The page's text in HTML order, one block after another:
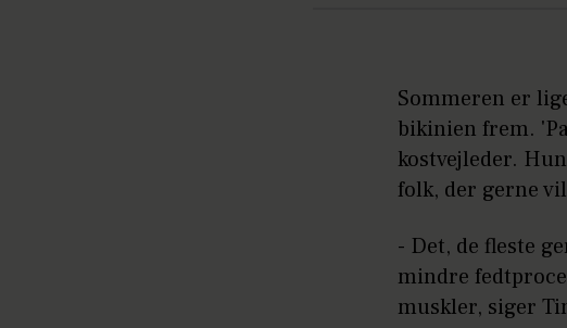
Sommeren er
bikinien frem.
kostvejleder.
folk, der gerne
- Det, de fleste
mindre
muskler, siger